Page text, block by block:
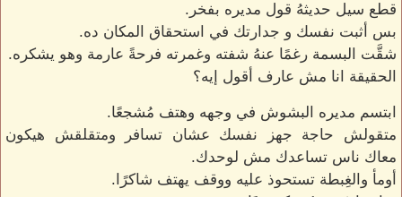
قطع سيل حديثهُ قول مديره بفخر.
بس أثبت نفسك و جدارتك في استحقاق المكان ده.
شقَّت البسمة رغمًا عنهُ شفته وغمرته فرحةً عارمة وهو يشكره.
الحقيقة انا مش عارف أقول إيه؟
ابتسم مديره البشوش في وجهه وهتف مُشجعًا.
متقولش حاجة جهز نفسك عشان تسافر ومتقلقش هيكون
معاك ناس تساعدك مش لوحدك.
أومأ والغِبطة تستحوذ عليه ووقف يهتف شاكرًا.